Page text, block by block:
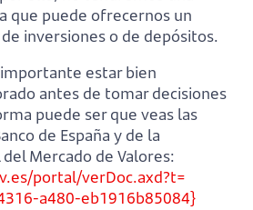
que puede ofrecernos un
inversiones o de depósitos.
estar bien
antes de tomar decisiones
puede ser que veas las
de España y de la
Mercado de Valores:
portal/verDoc.axd?t=
a480-eb1916b85084}